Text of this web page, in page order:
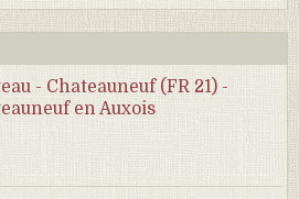
- Chateauneuf (FR 21) -
en Auxois